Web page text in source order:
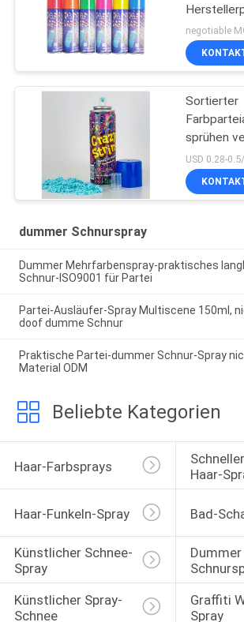
dummer
negotiable
Sortierter
sprühen
Schnur-
Spaß und
dummer Schnurspray
Dummer Mehrfarbenspray-praktisches
Schnur-ISO9001 für Partei
Partei-Ausläufer-Spray Multiscene 150ml,
doof dumme Schnur
Praktische Partei-dummer Schnur-Spray
Material ODM
Beliebte Kategorien
Haar-Farbsprays
Haar-
Haar-Funkeln-Spray Bad-
Künstlicher Schnee-
Spray
Dummer
Künstlicher Spray-
Schnee
Graffiti
Spray